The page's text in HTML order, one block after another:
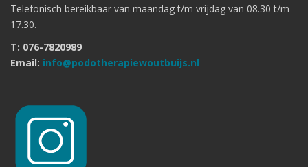
Telefonisch bereikbaar van maandag t/m vrijdag van 08.30 t/m
17.30.
T: 076-7820989
Email: info@podotherapiewoutbuijs.nl